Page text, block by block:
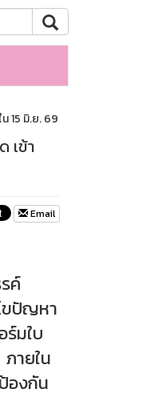
15 มิ.ย. 69
เข้า
Email
ค์
ขปัญหา
มใบ
ายใน
องกัน